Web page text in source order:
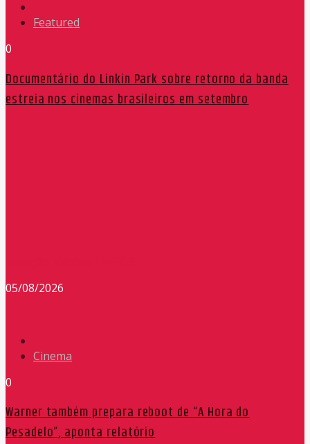
Featured
0
Documentário do Linkin Park sobre retorno da banda
estreia nos cinemas brasileiros em setembro
05/08/2026
Cinema
0
Warner também prepara reboot de “A Hora do
Pesadelo”, aponta relatório